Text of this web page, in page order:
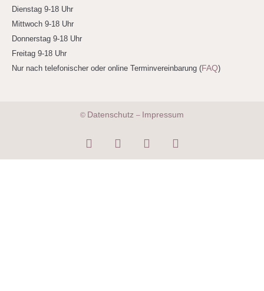
Dienstag 9-18 Uhr
Mittwoch 9-18 Uhr
Donnerstag 9-18 Uhr
Freitag 9-18 Uhr
Nur nach telefonischer oder online Terminvereinbarung (FAQ)
© Datenschutz – Impressum